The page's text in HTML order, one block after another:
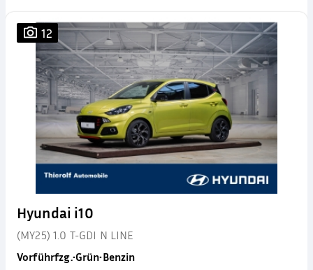
12
Hyundai i10
(MY25) 1.0 T-GDI N LINE
Vorführfzg.•Grün•Benzin